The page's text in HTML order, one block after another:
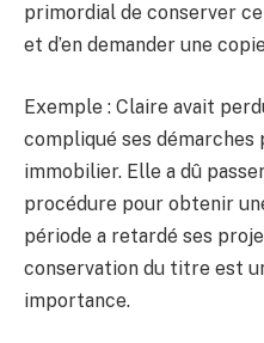
primordial de conserver
et d’en demander une
Exemple : Claire avait
compliqué ses
immobilier. Elle a dû
procédure pour obtenir
période a retardé ses
conservation du titre est
importance.